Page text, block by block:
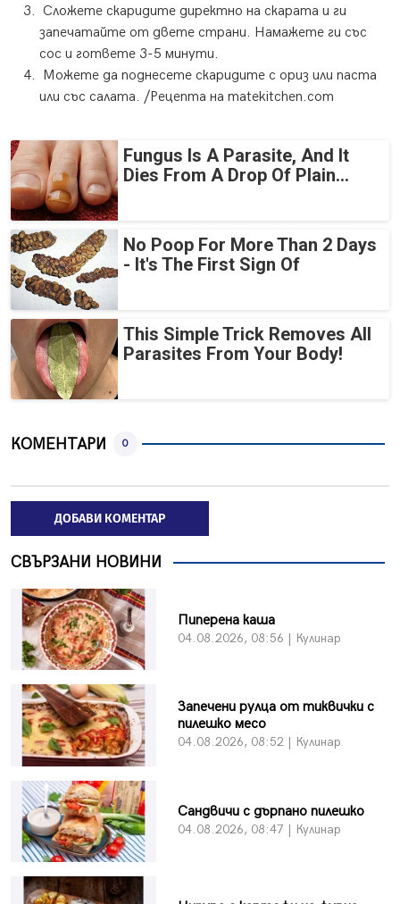
Сложете скаридите директно на скарата и ги
запечатайте от двете страни. Намажете ги със
сос и гответе 3-5 минути.
Можете да поднесете скаридите с ориз или паста
или със салата. /Рецепта на matekitchen.com
Fungus Is A Parasite, And It
Dies From A Drop Of Plain...
No Poop For More Than 2 Days
- It's The First Sign Of
This Simple Trick Removes All
Parasites From Your Body!
КОМЕНТАРИ 0
ДОБАВИ КОМЕНТАР
СВЪРЗАНИ НОВИНИ
Пиперена каша
04.08.2026, 08:56 | Кулинар
Запечени рулца от тиквички с
пилешко месо
04.08.2026, 08:52 | Кулинар
Сандвичи с дърпано пилешко
04.08.2026, 08:47 | Кулинар